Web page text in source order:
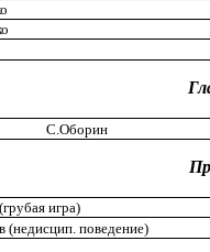
С.Оборин
игра)
(недисцип. поведение)